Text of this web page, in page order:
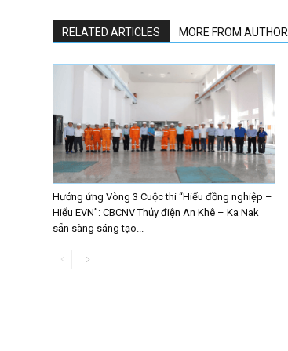
RELATED ARTICLES MORE FROM AUTHOR
Hưởng ứng Vòng 3 Cuộc thi “Hiểu đồng nghiệp –
Hiểu EVN”: CBCNV Thủy điện An Khê – Ka Nak
sẵn sàng sáng tạo...